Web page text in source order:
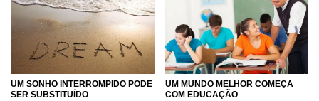
UM SONHO INTERROMPIDO PODE
SER SUBSTITUÍDO
UM MUNDO MELHOR COMEÇA
COM EDUCAÇÃO